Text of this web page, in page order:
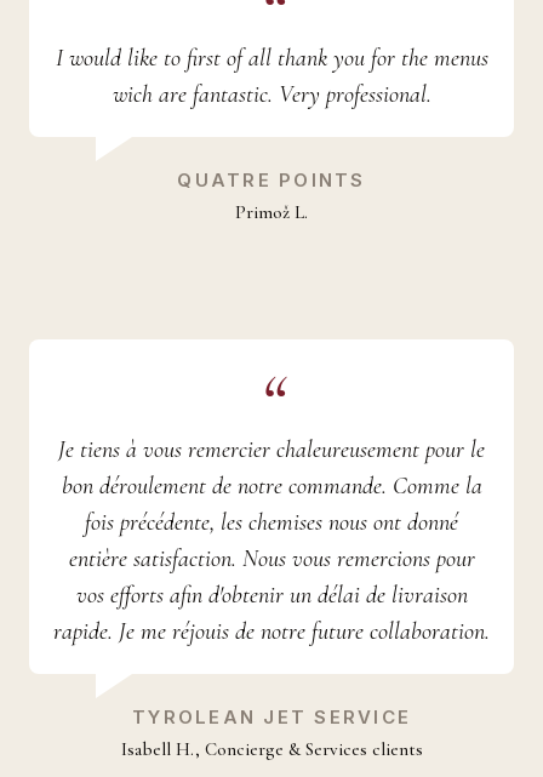
I would like to first of all thank you for the menus
wich are fantastic. Very professional.
QUATRE POINTS
Primož L.
Je tiens à vous remercier chaleureusement pour le
bon déroulement de notre commande. Comme la
fois précédente, les chemises nous ont donné
entière satisfaction. Nous vous remercions pour
vos efforts afin d'obtenir un délai de livraison
rapide. Je me réjouis de notre future collaboration.
TYROLEAN JET SERVICE
Isabell H., Concierge & Services clients